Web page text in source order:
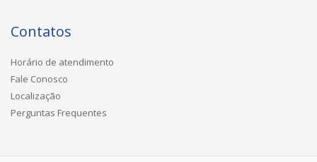
Contatos
Horário de atendimento
Fale Conosco
Localização
Perguntas Frequentes